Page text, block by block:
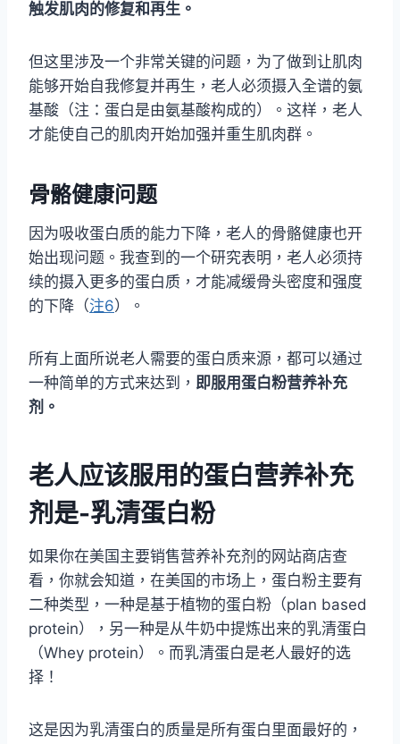
触发肌肉的修复和再生。
但这里涉及一个非常关键的问题，为了做到让肌肉
能够开始自我修复并再生，老人必须摄入全谱的氨
基酸（注：蛋白是由氨基酸构成的）。这样，老人
才能使自己的肌肉开始加强并重生肌肉群。
骨骼健康问题
因为吸收蛋白质的能力下降，老人的骨骼健康也开
始出现问题。我查到的一个研究表明，老人必须持
续的摄入更多的蛋白质，才能减缓骨头密度和强度
的下降（注6）。
所有上面所说老人需要的蛋白质来源，都可以通过
一种简单的方式来达到， 即服用蛋白粉营养补充
剂。
老人应该服用的蛋白营养补充
剂是-乳清蛋白粉
如果你在美国主要销售营养补充剂的网站商店查
看，你就会知道，在美国的市场上，蛋白粉主要有
二种类型，一种是基于植物的蛋白粉（plan based
protein），另一种是从牛奶中提炼出来的乳清蛋白
（Whey protein）。而乳清蛋白是老人最好的选
择！
这是因为乳清蛋白的质量是所有蛋白里面最好的，